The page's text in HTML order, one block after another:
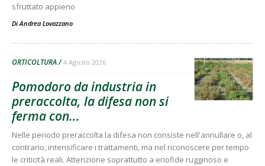
sfruttato appieno
Di Andrea Lovazzano
ORTICOLTURA 4 Agosto 2026
Pomodoro da industria in
preraccolta, la difesa non si
ferma con...
Nelle periodo preraccolta la difesa non consiste nell'annullare o, al
contrario, intensificare i trattamenti, ma nel riconoscere per tempo
le criticità reali. Attenzione soprattutto a eriofide rugginoso e